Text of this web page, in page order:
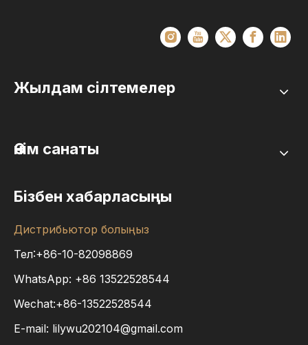
Жылдам сілтемелер
Өнім санаты
Бізбен хабарласыңы
Дистрибьютор болыңыз
Тел:+86-10-82098869
WhatsApp: +86 13522528544
Wechat:+86-13522528544
E-mail: lilywu202104@gmail.com